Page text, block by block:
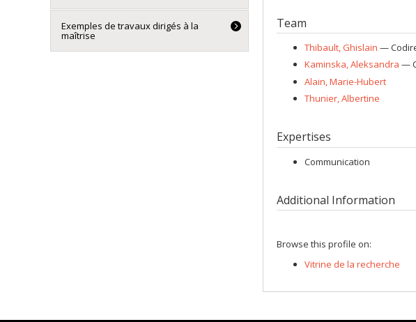
Team
Thibault, Ghislain —
Kaminska, Aleksandra —
Alain, Marie-Hubert
Thunier, Albertine
Expertises
Communication
Additional Information
Browse this profile on:
Vitrine de la recherche
Exemples de travaux dirigés à la
maîtrise